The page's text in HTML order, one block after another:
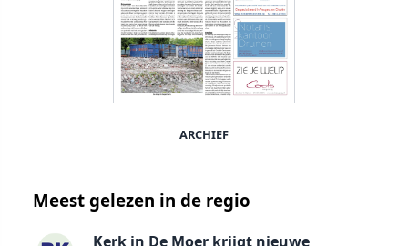
ARCHIEF
Meest gelezen in de regio
Kerk in De Moer krijgt nieuwe